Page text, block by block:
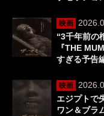
映画
“3千年前
『THE
すぎる予告
映画
エジプトで
ワン＆ブラ